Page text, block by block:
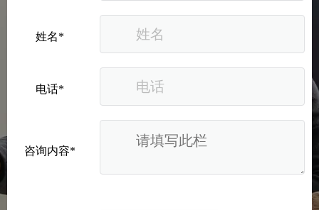
姓名*
电话*
咨询内容*